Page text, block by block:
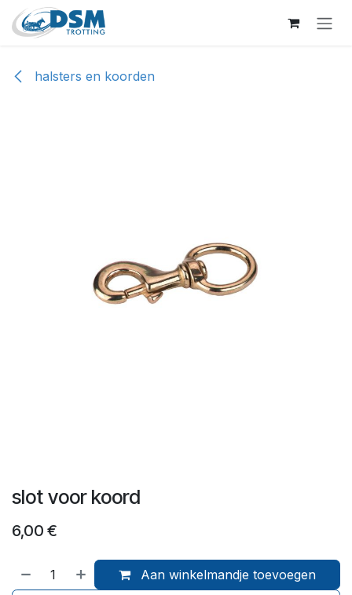
Overslaan naar inhoud
halsters en koorden
slot voor koord
6,00 €
Aan winkelmandje toevoegen